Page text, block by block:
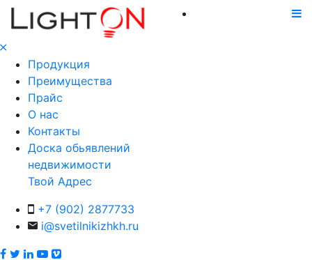
Продукция
Преимущества
Прайс
О нас
Контакты
Доска обьявлений
недвижимости
Твой Адрес
+7 (902) 2877733
i@svetilnikizhkh.ru